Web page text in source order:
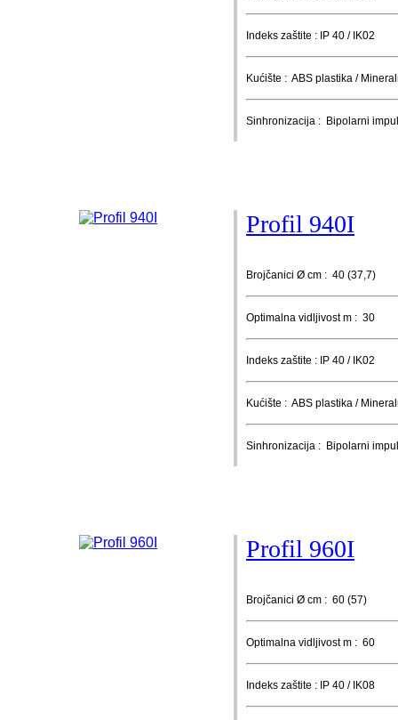
Indeks zaštite : IP 40 / IK02
Kućište : ABS plastika /
Sinhronizacija : Bipolarni
Profil 940I
Brojčanici Ø cm : 40 (37,7)
Optimalna vidljivost m : 30
Indeks zaštite : IP 40 / IK02
Kućište : ABS plastika /
Sinhronizacija : Bipolarni
Profil 960I
Brojčanici Ø cm : 60 (57)
Optimalna vidljivost m : 60
Indeks zaštite : IP 40 / IK08